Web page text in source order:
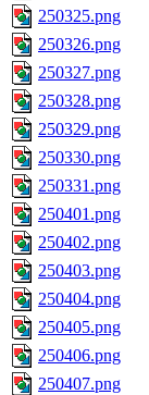
250325.png
250326.png
250327.png
250328.png
250329.png
250330.png
250331.png
250401.png
250402.png
250403.png
250404.png
250405.png
250406.png
250407.png